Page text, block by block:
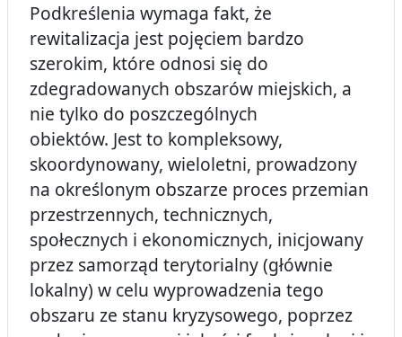
Podkreślenia wymaga fakt, że
rewitalizacja jest pojęciem bardzo
szerokim, które odnosi się do
zdegradowanych obszarów miejskich, a
nie tylko do poszczególnych
obiektów. Jest to kompleksowy,
skoordynowany, wieloletni, prowadzony
na określonym obszarze proces przemian
przestrzennych, technicznych,
społecznych i ekonomicznych, inicjowany
przez samorząd terytorialny (głównie
lokalny) w celu wyprowadzenia tego
obszaru ze stanu kryzysowego, poprzez